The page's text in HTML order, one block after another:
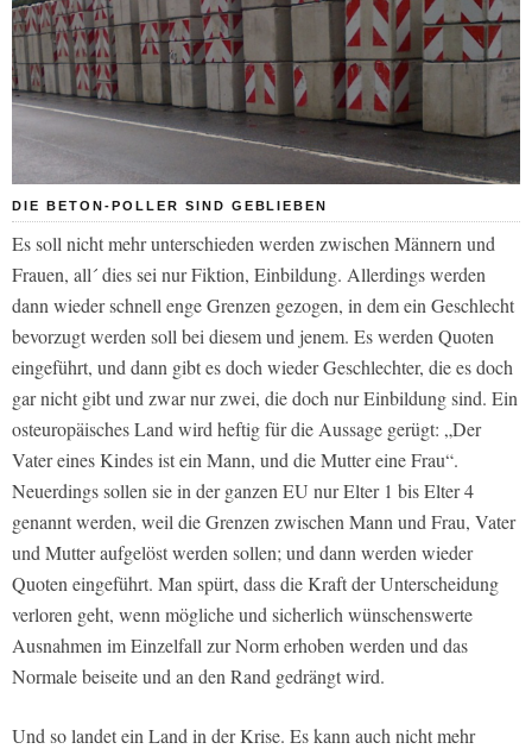
DIE BETON-POLLER SIND GEBLIEBEN
Es soll nicht mehr unterschieden werden zwischen Männern und
Frauen, all´ dies sei nur Fiktion, Einbildung. Allerdings werden
dann wieder schnell enge Grenzen gezogen, in dem ein Geschlecht
bevorzugt werden soll bei diesem und jenem. Es werden Quoten
eingeführt, und dann gibt es doch wieder Geschlechter, die es doch
gar nicht gibt und zwar nur zwei, die doch nur Einbildung sind. Ein
osteuropäisches Land wird heftig für die Aussage gerügt: „Der
Vater eines Kindes ist ein Mann, und die Mutter eine Frau“.
Neuerdings sollen sie in der ganzen EU nur Elter 1 bis Elter 4
genannt werden, weil die Grenzen zwischen Mann und Frau, Vater
und Mutter aufgelöst werden sollen; und dann werden wieder
Quoten eingeführt. Man spürt, dass die Kraft der Unterscheidung
verloren geht, wenn mögliche und sicherlich wünschenswerte
Ausnahmen im Einzelfall zur Norm erhoben werden und das
Normale beiseite und an den Rand gedrängt wird.
Und so landet ein Land in der Krise. Es kann auch nicht mehr